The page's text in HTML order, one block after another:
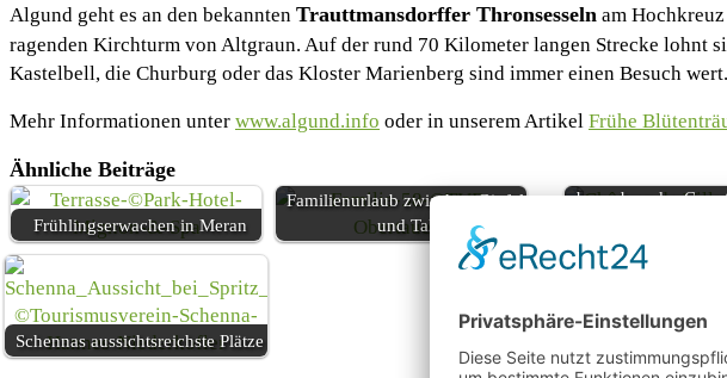
Algund geht es an den bekannten Trauttmansdorffer Thronsesseln am
ragenden Kirchturm von Altgraun. Auf der rund 70 Kilometer langen Strecke lohnt
Kastelbell, die Churburg oder das Kloster Marienberg sind immer einen Besuch wert.
Mehr Informationen unter www.algund.info oder in unserem Artikel Frühe
Ähnliche Beiträge
Frühlingserwachen in Meran
Familienurlaub zwischen Gipfel
und Tal
bezauberndes
Schennas aussichtsreichste Plätze